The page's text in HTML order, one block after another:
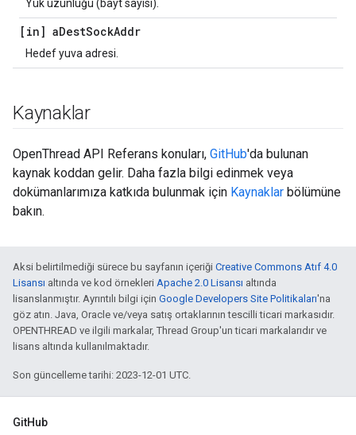
Yük uzunluğu (bayt sayısı).
[in] aDestSockAddr
Hedef yuva adresi.
Kaynaklar
OpenThread API Referans konuları, GitHub'da bulunan
kaynak koddan gelir. Daha fazla bilgi edinmek veya
dokümanlarımıza katkıda bulunmak için Kaynaklar bölümüne
bakın.
Aksi belirtilmediği sürece bu sayfanın içeriği Creative Commons Atıf 4.0
Lisansı altında ve kod örnekleri Apache 2.0 Lisansı altında
lisanslanmıştır. Ayrıntılı bilgi için Google Developers Site Politikaları'na
göz atın. Java, Oracle ve/veya satış ortaklarının tescilli ticari markasıdır.
OPENTHREAD ve ilgili markalar, Thread Group'un ticari markalarıdır ve
lisans altında kullanılmaktadır.
Son güncelleme tarihi: 2023-12-01 UTC.
GitHub